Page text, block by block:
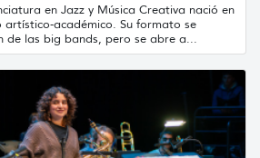
en Jazz y Música Creativa nació en
artístico-académico. Su formato se
de las big bands, pero se abre a...